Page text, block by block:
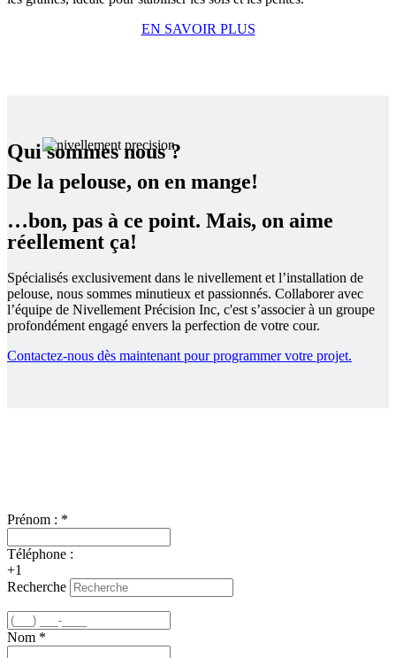
EN SAVOIR PLUS
Qui sommes nous ?
De la pelouse, on en mange!
…bon, pas à ce point. Mais, on aime
réellement ça!
Spécialisés exclusivement dans le nivellement et l’installation de
pelouse, nous sommes minutieux et passionnés. Collaborer avec
l’équipe de Nivellement Précision Inc, c'est s’associer à un groupe
profondément engagé envers la perfection de votre cour.
Contactez-nous dès maintenant pour programmer votre projet.
Prénom : *
Téléphone :
+1
Recherche
Nom *